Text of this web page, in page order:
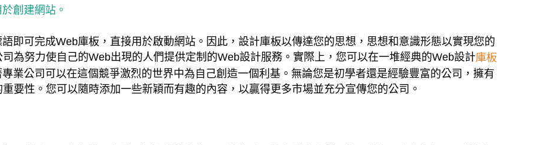
創建網站。
即可完成Web庫板，直接用於啟動網站。因此，設計庫板以傳達您的思想，思想和意識形態以實現您的
為努力使自己的Web出現的人們提供定制的Web設計服務。實際上，您可以在一堆經典的Web設計庫板
業公司可以在這個競爭激烈的世界中為自己創造一個利基。無論您是初學者還是經驗豐富的公司，擁有
要性。您可以隨時添加一些新穎而有趣的內容，以贏得更多市場並充分宣傳您的公司。